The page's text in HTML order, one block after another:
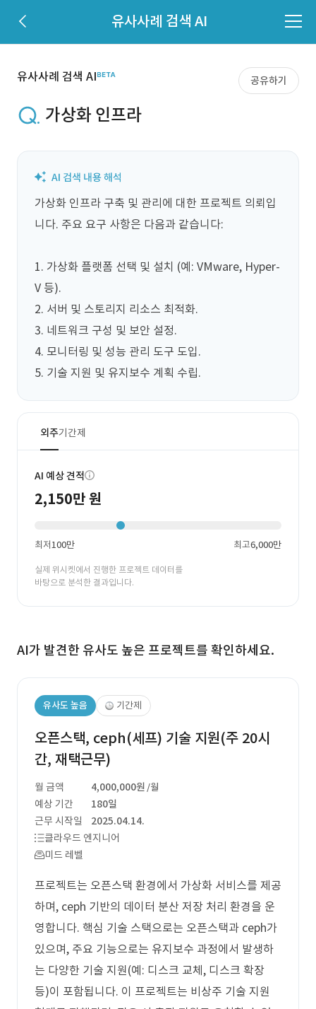
유사사례 검색 AI
유사사례 검색 AI 공유하기
가상화 인프라
가상화 인프라 구축 및 관리에 대한 프로젝트 의뢰입
니다. 주요 요구 사항은 다음과 같습니다:
1. 가상화 플랫폼 선택 및 설치 (예: VMware, Hyper-
V 등).
2. 서버 및 스토리지 리소스 최적화.
3. 네트워크 구성 및 보안 설정.
4. 모니터링 및 성능 관리 도구 도입.
5. 기술 지원 및 유지보수 계획 수립.
외주기간제
AI 예상 견적
2,150만 원
최저100만 최고6,000만
실제 위시켓에서 진행한 프로젝트 데이터를
바탕으로 분석한 결과입니다.
AI가 발견한 유사도 높은 프로젝트를 확인하세요.
유사도 높음 기간제
오픈스택, ceph(세프) 기술 지원(주 20시
간, 재택근무)
월 금액 4,000,000원 /월
예상 기간
180일
근무 시작일
2025.04.14.
클라우드 엔지니어
미드 레벨
프로젝트는 오픈스택 환경에서 가상화 서비스를 제공
하며, ceph 기반의 데이터 분산 저장 처리 환경을 운
영합니다. 핵심 기술 스택으로는 오픈스택과 ceph가
있으며, 주요 기능으로는 유지보수 과정에서 발생하
는 다양한 기술 지원(예: 디스크 교체, 디스크 확장
등)이 포함됩니다. 이 프로젝트는 비상주 기술 지원